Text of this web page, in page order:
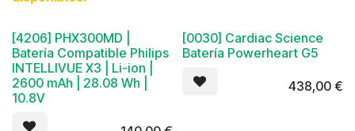
[4206] PHX300MD |
Batería Compatible Philips
INTELLIVUE X3 | Li-ion |
2600 mAh | 28.08 Wh |
10.8V
Original
[0030] Cardiac Science
Batería Powerheart G5
438,00€